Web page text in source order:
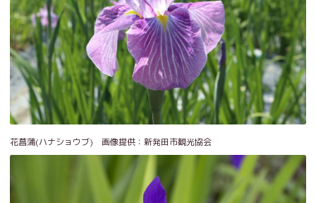
花菖蒲(ハナショウブ) 画像提供：新発田市観光協会